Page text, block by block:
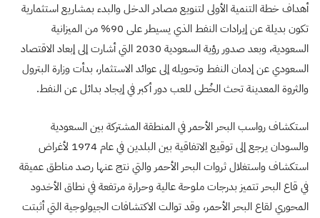
أهداف خطة التنمية الأولى لتنويع مصادر الدخل والبدء بمشاريع استثمارية
تكون بديلة عن إيرادات النفط الذي يسيطر على 90% من الميزانية
السعودية، وبعد صدور رؤية السعودية 2030 التي أشارت إلى إبعاد الاقتصاد
السعودي عن إدمان النفط وتحويله إلى عوائد الاستثمار، بدأت وزارة البترول
والثروة المعدينة تحث الخُطى للعب دور أكبر في إيجاد بدائل عن النفط.
استكشاف رواسب البحر الأحمر في المنطقة المشتركة بين السعودية
والسودان يرجع إلى توقيع الاتفاقية بين البلدين في عام 1974 لأغراض
استكشاف واستغلال ثروات البحر الأحمر والتي نتج عنها رصد مناطق عميقة
في قاع البحر تتميز بدرجات ملوحة عالية وحرارة مرتفعة في نطاق الأخدود
المحوري لقاع البحر الأحمر، وقد توالت الاكتشافات الجيولوجية التي أثبتت